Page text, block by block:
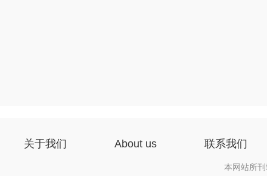
关于我们 About us 联系我们
本网站所